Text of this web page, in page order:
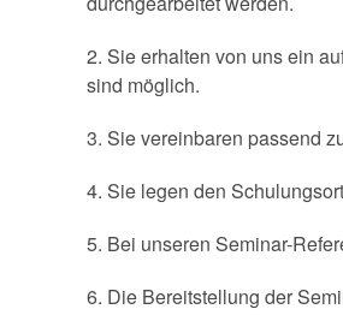
2. Sie erhalten von uns ein
sind möglich.
3. Sie vereinbaren passend
4. Sie legen den
5. Bei unseren Seminar-
6. Die Bereitstellung der